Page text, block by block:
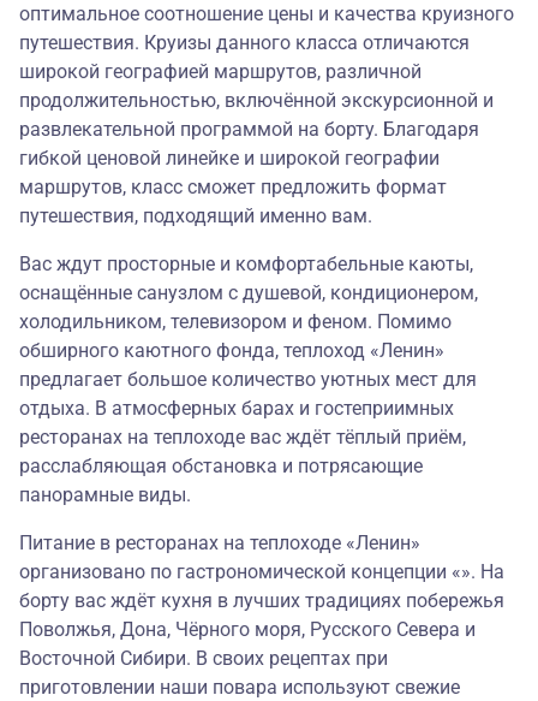
оптимальное соотношение цены и качества круизного
путешествия. Круизы данного класса отличаются
широкой географией маршрутов, различной
продолжительностью, включённой экскурсионной и
развлекательной программой на борту. Благодаря
гибкой ценовой линейке и широкой географии
маршрутов, класс сможет предложить формат
путешествия, подходящий именно вам.
Вас ждут просторные и комфортабельные каюты,
оснащённые санузлом с душевой, кондиционером,
холодильником, телевизором и феном. Помимо
обширного каютного фонда, теплоход «Ленин»
предлагает большое количество уютных мест для
отдыха. В атмосферных барах и гостеприимных
ресторанах на теплоходе вас ждёт тёплый приём,
расслабляющая обстановка и потрясающие
панорамные виды.
Питание в ресторанах на теплоходе «Ленин»
организовано по гастрономической концепции «». На
борту вас ждёт кухня в лучших традициях побережья
Поволжья, Дона, Чёрного моря, Русского Севера и
Восточной Сибири. В своих рецептах при
приготовлении наши повара используют свежие